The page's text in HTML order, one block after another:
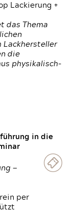
Lackierung +
das Thema
Lackhersteller
die
physikalisch-
in die
—
per